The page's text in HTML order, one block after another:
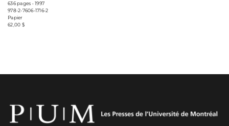
636 pages • 1997
978-2-7606-1716-2
Papier
62,00 $